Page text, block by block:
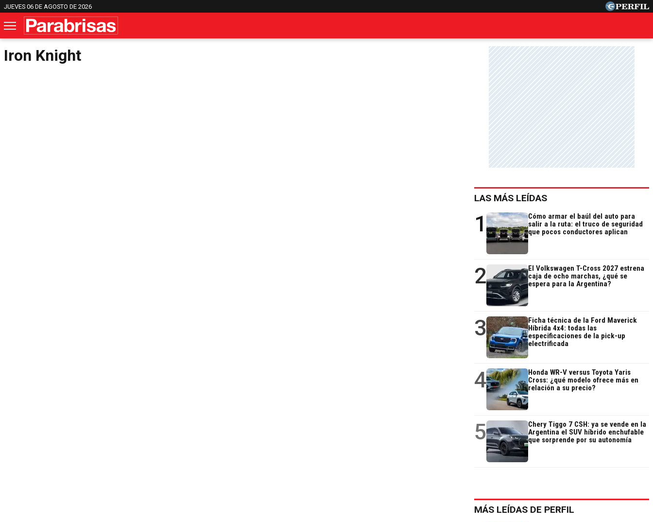
JUEVES 06 DE AGOSTO DE 2026
Iron Knight
LAS MÁS LEÍDAS
1
Cómo armar el baúl del auto para
salir a la ruta: el truco de seguridad
que pocos conductores aplican
2
El Volkswagen T-Cross 2027 estrena
caja de ocho marchas, ¿qué se
espera para la Argentina?
3
Ficha técnica de la Ford Maverick
Híbrida 4x4: todas las
especificaciones de la pick-up
electrificada
4
Honda WR-V versus Toyota Yaris
Cross: ¿qué modelo ofrece más en
relación a su precio?
5
Chery Tiggo 7 CSH: ya se vende en la
Argentina el SUV híbrido enchufable
que sorprende por su autonomía
MÁS LEÍDAS DE PERFIL